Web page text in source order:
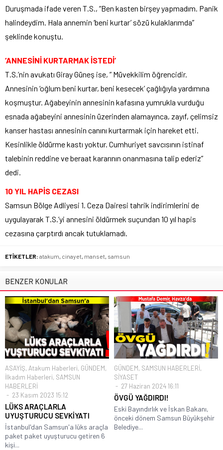
Duruşmada ifade veren T.S., “Ben kasten birşey yapmadım. Panik
halindeydim. Hala annemin ‘beni kurtar’ sözü kulaklarımda”
şeklinde konuştu.
‘ANNESİNİ KURTARMAK İSTEDİ’
T.S.’nin avukatı Giray Güneş ise, ” Müvekkilim öğrencidir.
Annesinin ‘oğlum beni kurtar, beni kesecek’ çağlığıyla yardımına
koşmuştur. Ağabeyinin annesinin kafasına yumrukla vurduğu
esnada ağabeyini annesinin üzerinden alamayınca, zayıf, çelimsiz
kanser hastası annesinin canını kurtarmak için hareket etti.
Kesinlikle öldürme kastı yoktur. Cumhuriyet savcısının istinaf
talebinin reddine ve beraat kararının onanmasına talip ederiz”
dedi.
10 YIL HAPİS CEZASI
Samsun Bölge Adliyesi 1. Ceza Dairesi tahrik indirimlerini de
uygulayarak T.S.’yi annesini öldürmek suçundan 10 yıl hapis
cezasına çarptırdı ancak tutuklamadı.
ETİKETLER: atakum, cinayet, manset, samsun
BENZER KONULAR
ASAYİŞ, Atakum Haberleri, GÜNDEM,
İlkadım Haberleri, SAMSUN
HABERLERİ
23 Kasım 2023 15:12
LÜKS ARAÇLARLA
UYUŞTURUCU SEVKİYATI
İstanbul'dan Samsun'a lüks araçla
paket paket uyuşturucu getiren 6
kişi...
GÜNDEM, SAMSUN HABERLERİ,
SİYASET
27 Haziran 2024 16:11
ÖVGÜ YAĞDIRDI!
Eski Bayındırlık ve İskan Bakanı,
önceki dönem Samsun Büyükşehir
Belediye...